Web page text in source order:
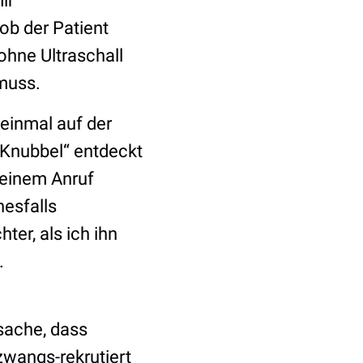
der Patient
Ultraschall
auf der
entdeckt
Anruf
als ich ihn
dass
rekrutiert